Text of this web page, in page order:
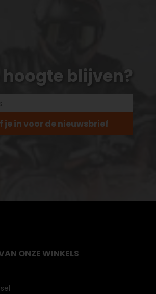
hoogte blijven?
je in voor de nieuwsbrief
ONZE WINKELS